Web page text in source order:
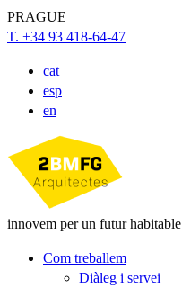
PRAGUE
T. +34 93 418-64-47
cat
esp
en
innovem per un futur habitable
Com treballem
Diàleg i servei